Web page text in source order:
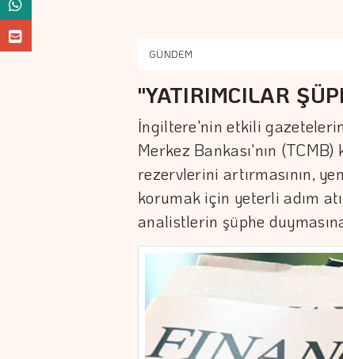
GÜNDEM
"YATIRIMCILAR
İngiltere'nin etkili
Merkez Bankası'nın
rezervlerini artırmasının,
korumak için yeterli adım
analistlerin şüphe